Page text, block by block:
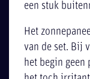
een stuk
Het
van de set. Bij
het begin